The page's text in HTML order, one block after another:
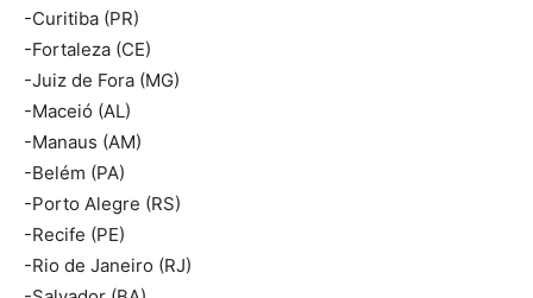
-Curitiba (PR)
-Fortaleza (CE)
-Juiz de Fora (MG)
-Maceió (AL)
-Manaus (AM)
-Belém (PA)
-Porto Alegre (RS)
-Recife (PE)
-Rio de Janeiro (RJ)